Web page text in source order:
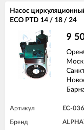
Насос
ECO PTD 14 / 18 / 24
9
Артикул EC-036
Бренд